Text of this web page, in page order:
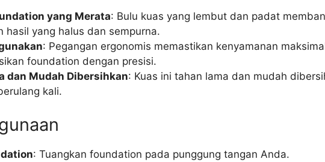
yang Merata: Bulu kuas yang lembut dan padat
hasil yang halus dan sempurna.
: Pegangan ergonomis memastikan kenyamanan
foundation dengan presisi.
dan Mudah Dibersihkan: Kuas ini tahan lama dan mudah
kali.
: Tuangkan foundation pada punggung tangan Anda.